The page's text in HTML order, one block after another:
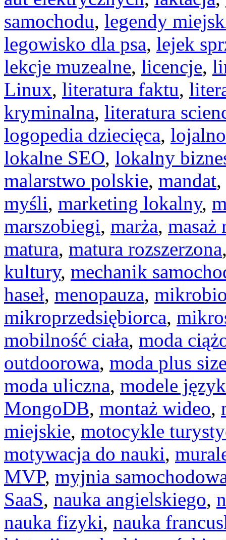
samochodu, legendy
legowisko dla psa, lejek
lekcje muzealne, licencje,
Linux, literatura faktu,
kryminalna, literatura
logopedia dziecięca,
lokalne SEO, lokalny
malarstwo polskie, mandat,
myśli, marketing lokalny,
marszobiegi, marża, masaż
matura, matura rozszerzona
kultury, mechanik
haseł, menopauza,
mikroprzedsiębiorca,
mobilność ciała, moda
outdoorowa, moda plus
moda uliczna, modele
MongoDB, montaż wideo,
miejskie, motocykle
motywacja do nauki,
MVP, myjnia
SaaS, nauka angielskiego,
nauka fizyki, nauka